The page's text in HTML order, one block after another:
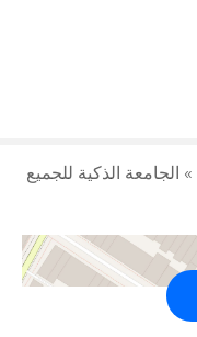
» الجامعة الذكية للجميع